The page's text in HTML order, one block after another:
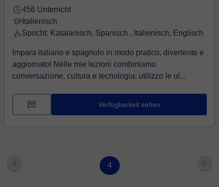
456 Unterricht
Italienisch
Spricht: Katalanisch, Spanisch , Italienisch, Englisch
Impara italiano e spagnolo in modo pratico, divertente e
aggiornato! Nelle mie lezioni combiniamo
conversazione, cultura e tecnologia: utilizzo le ul...
Verfügbarkeit sehen
4